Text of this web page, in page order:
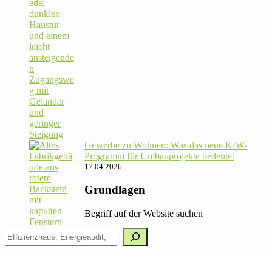
Gewerbe zu Wohnen: Was das neue KfW-
Pro­gramm für Umbau­pro­jekte bedeutet
17.04.2026
Grundlagen
Begriff auf der Website suchen